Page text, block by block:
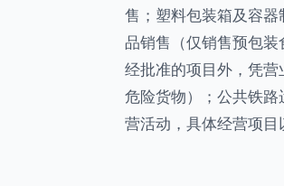
售；塑料包装箱及容
品销售（仅销售预包
经批准的项目外，凭
危险货物）；公共铁
营活动，具体经营项